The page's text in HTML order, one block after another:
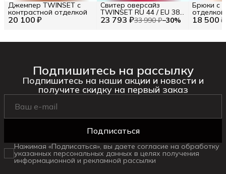
20 100 ₽
Джемпер TWINSET с
контрастной отделкой
23 793 ₽33 990 ₽−30%
Свитер оверсайз
TWINSET RU 44 / EU 38 /
S 18 500 ₽
Брюки с
Подпишитесь на рассылку
Подпишитесь на наши акции и новости и
получите скидку на первый заказ
Подписаться
Нажимая «Подписаться», вы даете согласие на обработку
указанных персональных данных в целях получения
информационной и рекламной рассылки